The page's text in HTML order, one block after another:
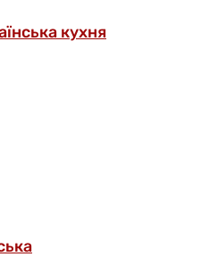
кухня